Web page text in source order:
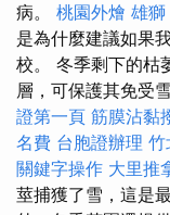
病。 桃園外燴 雄獅
是為什麼建議如果
校。 冬季剩下的枯
層，可保護其免受
證第一頁 筋膜沾黏
名費 台胞證辦理 竹
關鍵字操作 大里推
莖捕獲了雪，這是